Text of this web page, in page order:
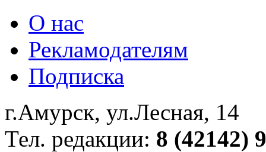
О нас
Рекламодателям
Подписка
г.Амурск, ул.Лесная, 14
Тел. редакции: 8 (42142)